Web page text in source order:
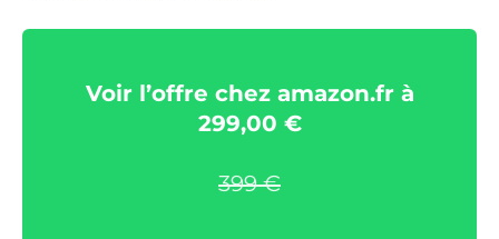
Voir l’offre chez amazon.fr à
299,00 €
399 €